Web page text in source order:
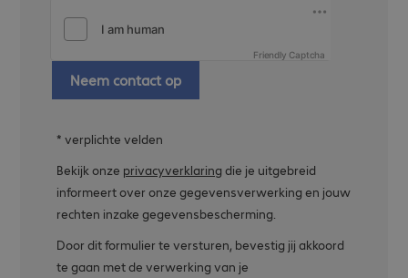
Friendly Captcha
Neem contact op
* verplichte velden
Bekijk onze privacyverklaring die je uitgebreid
informeert over onze gegevensverwerking en jouw
rechten inzake gegevensbescherming.
Door dit formulier te versturen, bevestig jij akkoord
te gaan met de verwerking van je